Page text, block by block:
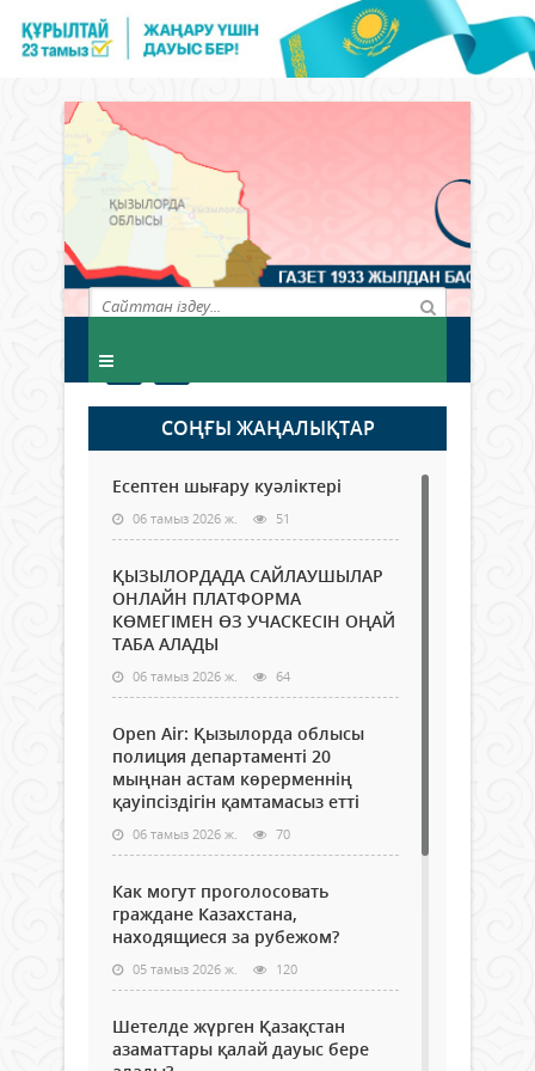
СОҢҒЫ ЖАҢАЛЫҚТАР
Есептен шығару куәліктері
06 тамыз 2026 ж. 51
ҚЫЗЫЛОРДАДА САЙЛАУШЫЛАР
ОНЛАЙН ПЛАТФОРМА
КӨМЕГІМЕН ӨЗ УЧАСКЕСІН ОҢАЙ
ТАБА АЛАДЫ
06 тамыз 2026 ж. 64
Open Air: Қызылорда облысы
полиция департаменті 20
мыңнан астам көрерменнің
қауіпсіздігін қамтамасыз етті
06 тамыз 2026 ж. 70
Как могут проголосовать
граждане Казахстана,
находящиеся за рубежом?
05 тамыз 2026 ж. 120
Шетелде жүрген Қазақстан
азаматтары қалай дауыс бере